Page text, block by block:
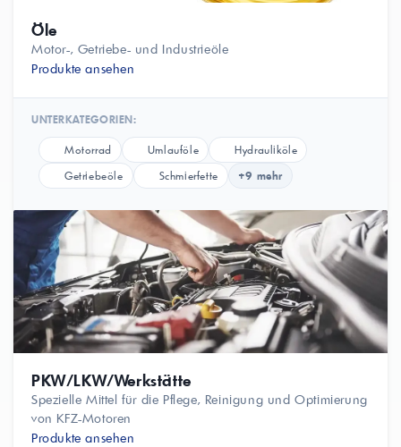
Öle
Motor-, Getriebe- und Industrieöle
Produkte ansehen
UNTERKATEGORIEN:
Motorrad Umlauföle
Hydrauliköle
Getriebeöle
Schmierfette +9 mehr
PKW/LKW/Werkstätte
Spezielle Mittel für die Pflege, Reinigung und Optimierung
von KFZ-Motoren
Produkte ansehen